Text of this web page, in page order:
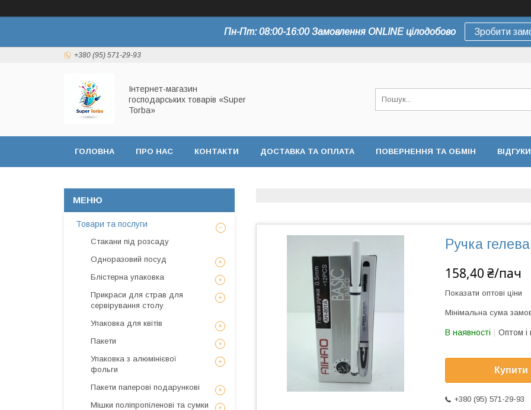
Пн-Пт: 08:00-16:00 Замовлення ONLINE цілодобово Зробити
+380 (95) 571-29-93
Інтернет-магазин
господарських товарів «Super
Torba»
ГОЛОВНА ПРО НАС КОНТАКТИ ДОСТАВКА ТА ОПЛАТА ПОВЕРНЕННЯ ТА ОБМІН ВІДГУКИ
Ручка
158,40 ₴/пач
Показати оптові ціни
Мінімальна сума
В наявності Оптом і
Купити
+380 (95) 571-29-93
Товари та послуги
Стакани під розсаду
Одноразовий посуд
Блістерна упаковка
Прикраси для страв для
сервірування столу
Упаковка для квітів
Пакети
Упаковка з алюмінієвої
фольги
Пакети паперові подарункові
Мішки поліпропіленові та сумки